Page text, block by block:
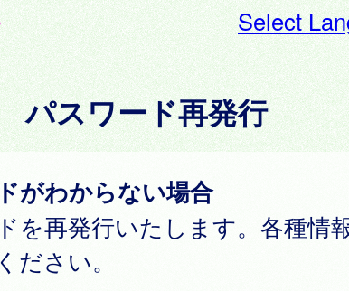
Select
パスワード再発行
がわからない場合
を再発行いたします。各種情
ださい。